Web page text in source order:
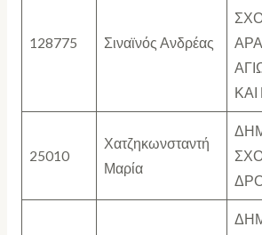
128775 Σιναϊνός Ανδρέας
25010
Χατζηκωνσταντή
Μαρία